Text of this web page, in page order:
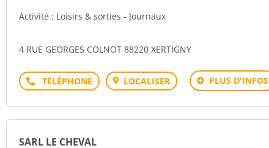
Activité : Loisirs & sorties - Journaux
4 RUE GEORGES COLNOT 88220 XERTIGNY
Téléphone LOCALISER PLUS D'INFOS
SARL LE CHEVAL